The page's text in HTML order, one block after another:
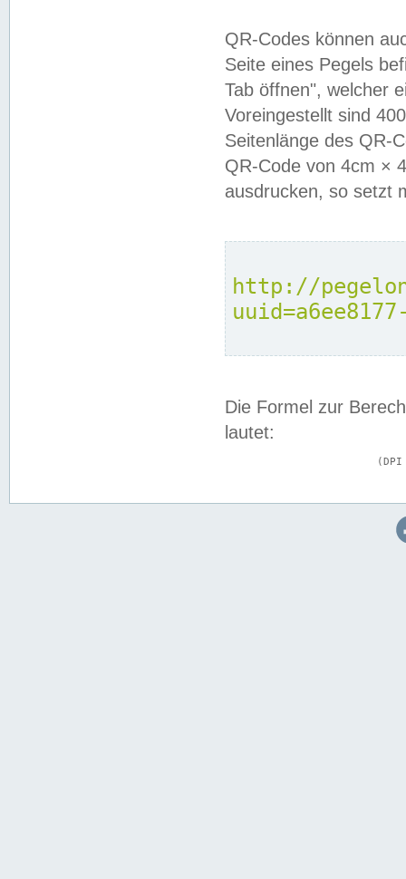
QR-Codes können
Seite eines Pegels
Tab öffnen", welcher
Voreingestellt sind
Seitenlänge des QR-
QR-Code von 4cm ×
ausdrucken, so setzt
http://
Die Formel zur
lautet: